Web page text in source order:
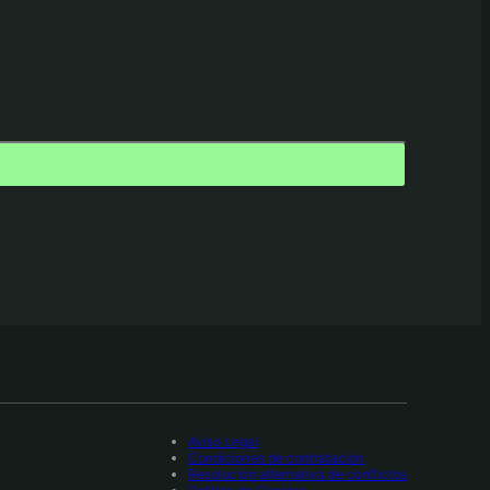
Aviso Legal
Condiciones de contratación
Resolución alternativa de conflictos